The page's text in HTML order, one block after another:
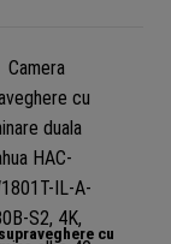
cu